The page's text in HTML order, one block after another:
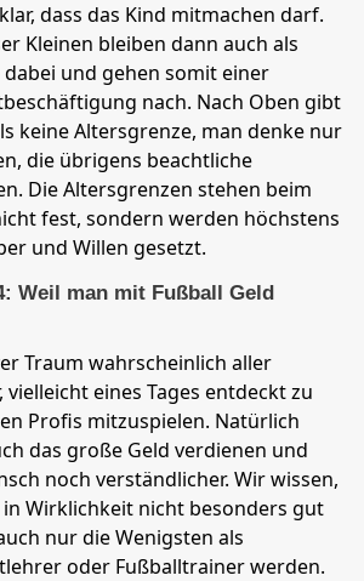
dass das Kind mitmachen darf.
Kleinen bleiben dann auch als
und gehen somit einer
nach. Nach Oben gibt
keine Altersgrenze, man denke nur
die übrigens beachtliche
Die Altersgrenzen stehen beim
fest, sondern werden höchstens
und Willen gesetzt.
Weil man mit Fußball Geld
Traum wahrscheinlich aller
eines Tages entdeckt zu
Profis mitzuspielen. Natürlich
das große Geld verdienen und
noch verständlicher. Wir wissen,
in Wirklichkeit nicht besonders gut
nur die Wenigsten als
oder Fußballtrainer werden.